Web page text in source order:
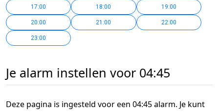
17:00 18:00 19:00
20:00 21:00 22:00
23:00
Je alarm instellen voor 04:45
Deze pagina is ingesteld voor een 04:45 alarm. Je kunt